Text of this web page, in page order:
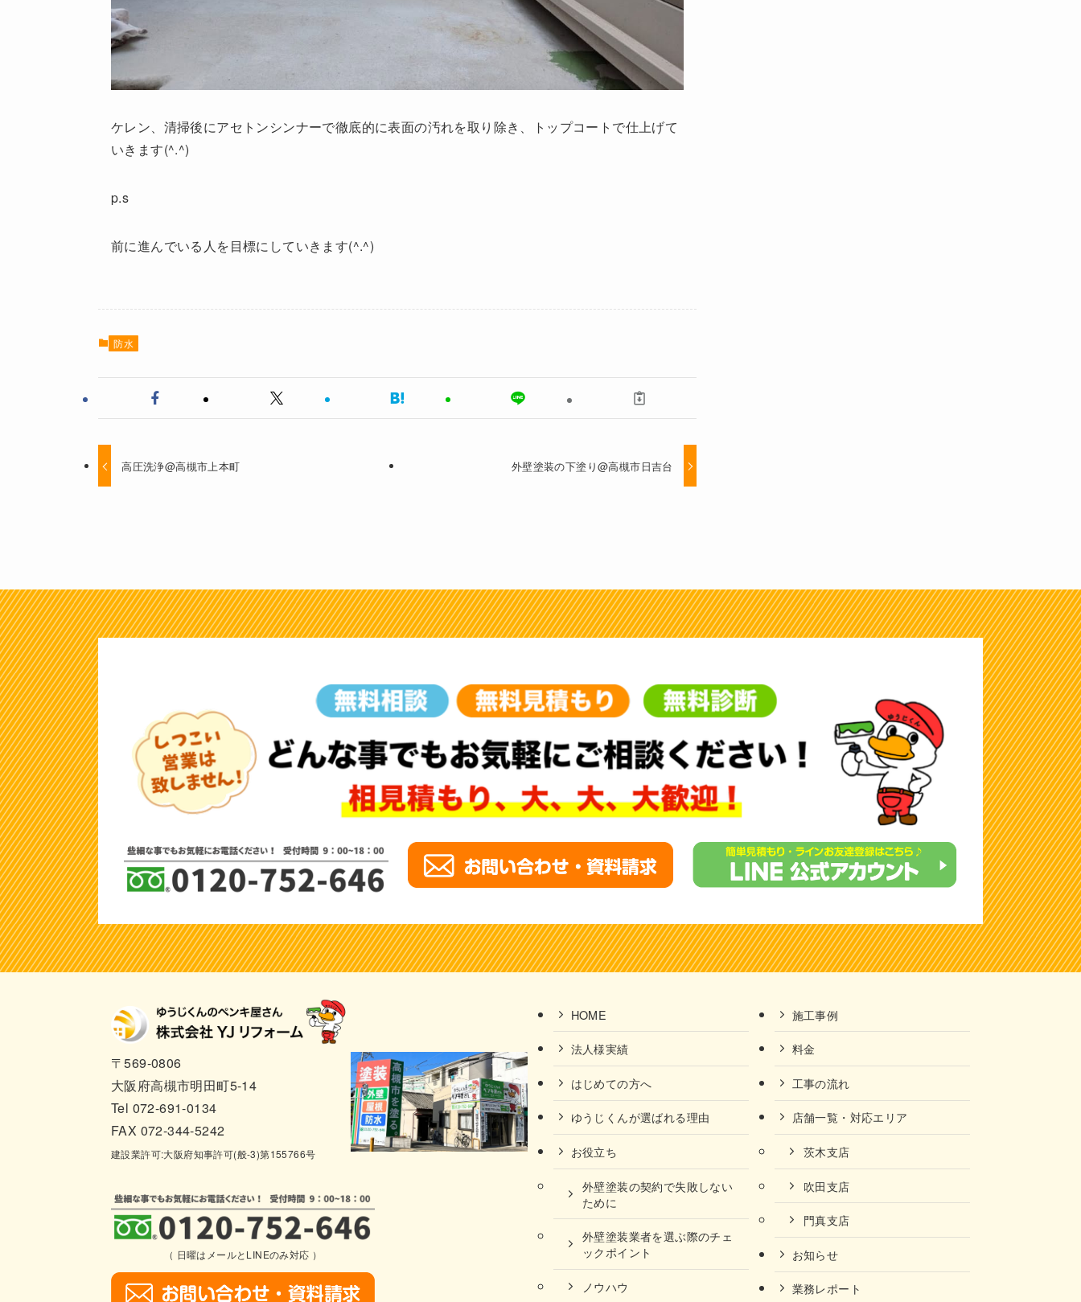
ケレン、清掃後にアセトンシンナーで徹底的に表面の汚れを取り除き、トップコートで仕上げて
いきます(^.^)
p.s
前に進んでいる人を目標にしていきます(^.^)
防水
高圧洗浄@高槻市上本町 外壁塗装の下塗り@高槻市日吉台
〒569-0806
大阪府高槻市明田町5-14
Tel 072-691-0134
FAX 072-344-5242
建設業許可:大阪府知事許可(般-3)第155766号
（ 日曜はメールとLINEのみ対応 ）
HOME
法人様実績
はじめての方へ
ゆうじくんが選ばれる理由
お役立ち
外壁塗装の契約で失敗しない
ために
外壁塗装業者を選ぶ際のチェ
ックポイント
ノウハウ
施工事例
料金
工事の流れ
店舗一覧・対応エリア
茨木支店
吹田支店
門真支店
お知らせ
業務レポート